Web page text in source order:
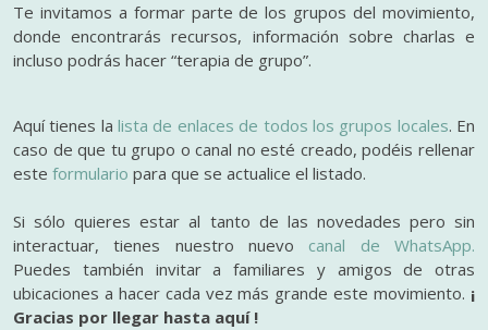
Te invitamos a formar parte de los grupos del movimiento,
donde encontrarás recursos, información sobre charlas e
incluso podrás hacer “terapia de grupo”.
Aquí tienes lalista de enlaces de todos los grupos locales. En
caso de que tu grupo o canal no esté creado, podéis rellenar
este formulario para que se actualice el listado.
Si sólo quieres estar al tanto de las novedades pero sin
interactuar, tienes nuestro nuevo canal de WhatsApp.
Puedes también invitar a familiares y amigos de otras
ubicaciones a hacer cada vez más grande este movimiento. ¡
Gracias por llegar hasta aquí !